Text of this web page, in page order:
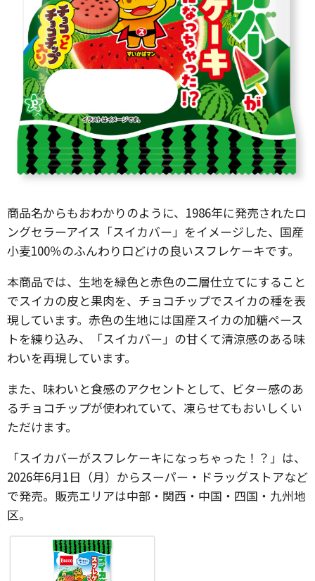
商品名からもおわかりのように、1986年に発売されたロ
ングセラーアイス「スイカバー」をイメージした、国産
小麦100％のふんわり口どけの良いスフレケーキです。
本商品では、生地を緑色と赤色の二層仕立てにすること
でスイカの皮と果肉を、チョコチップでスイカの種を表
現しています。赤色の生地には国産スイカの加糖ペース
トを練り込み、「スイカバー」の甘くて清涼感のある味
わいを再現しています。
また、味わいと食感のアクセントとして、ビター感のあ
るチョコチップが使われていて、凍らせてもおいしくい
ただけます。
「スイカバーがスフレケーキになっちゃった！？」は、
2026年6月1日（月）からスーパー・ドラッグストアなど
で発売。販売エリアは中部・関西・中国・四国・九州地
区。